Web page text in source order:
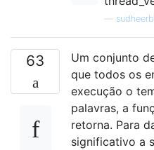
63
Um conjunto
que todos os
execução o
palavras, a
retorna. Para
significativo a